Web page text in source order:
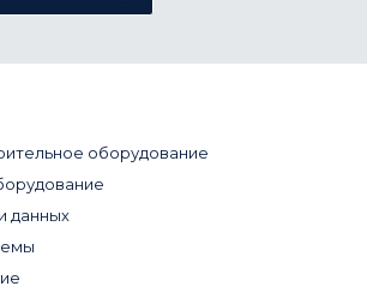
оборудование
данных